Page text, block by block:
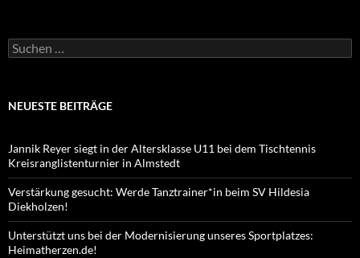
Suchen
nach:
NEUESTE BEITRÄGE
Jannik Reyer siegt in der Altersklasse U11 bei dem Tischtennis
Kreisranglistenturnier in Almstedt
Verstärkung gesucht: Werde Tanztrainer*in beim SV Hildesia
Diekholzen!
Unterstützt uns bei der Modernisierung unseres Sportplatzes:
Heimatherzen.de!